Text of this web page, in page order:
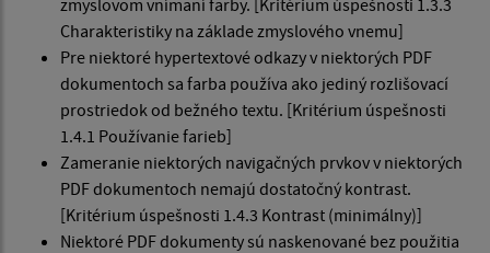
Charakteristiky na základe zmyslového vnemu]
Pre niektoré hypertextové odkazy v niektorých PDF
dokumentoch sa farba používa ako jediný rozlišovací
prostriedok od bežného textu. [Kritérium úspešnosti
1.4.1 Používanie farieb]
Zameranie niektorých navigačných prvkov v niektorých
PDF dokumentoch nemajú dostatočný kontrast.
[Kritérium úspešnosti 1.4.3 Kontrast (minimálny)]
Niektoré PDF dokumenty sú naskenované bez použitia